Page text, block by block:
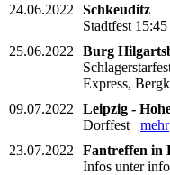
24.06.2022
Schkeuditz
Stadtfest
25.06.2022
Burg
Express,
09.07.2022
Leipzig -
Dorffest mehr
23.07.2022
Fantreffen in
Infos unter